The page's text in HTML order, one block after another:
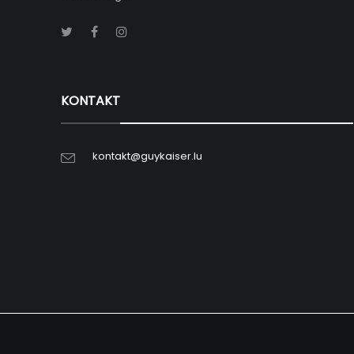
KONTAKT
kontakt@guykaiser.lu